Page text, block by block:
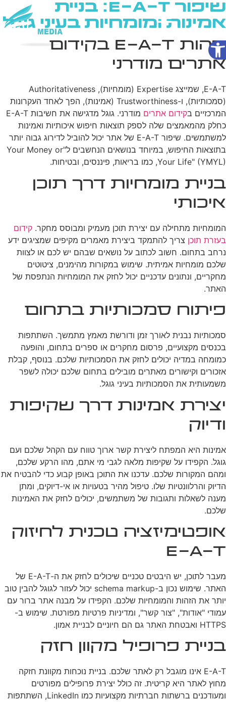
פתח סרגל נגישות
שיפור E-A-T: בניית
אמינות ומומחיות בעיני גוגל
מהות E-A-T בקידום
אתרים מודרני
E-A-T, שמייצג Expertise (מומחיות), Authoritativeness
(סמכותיות), ו-Trustworthiness (אמינות), הפך לאחד העקרונות
המרכזיים בקידום אתרים
מודרני. גוגל מדגישה את חשיבות E-A-T
כחלק מהמאמצים שלה לספק תוצאות חיפוש איכותיות ואמינות
למשתמשים. שיפור E-A-T של אתר יכול להוביל לדירוג גבוה יותר
בתוצאות החיפוש, במיוחד בנושאים הנחשבים ל"Your Money or
Your Life" (YMYL), כמו בריאות, פיננסים, ובטיחות.
בניית מומחיות דרך תוכן
איכותי
המומחיות מתחילה עם יצירת תוכן מעמיק ומבוסס מחקר. קידום
בעזרת תוכן צריך להתמקד ביצירת מאמרים מקיפים שמציגים ידע
נרחב בתחום. חשוב לכתוב על נושאים שבהם יש לכם או לצוות
שלכם מומחיות אמיתית. שימוש במקורות מהימנים, ציטוטים
מחקריים, ונתונים עדכניים יכול לחזק את המומחיות הנתפסת של
האתר.
פיתוח סמכותיות בתחום
סמכותיות נבנית לאורך זמן ודורשת מאמץ מתמשך. השתתפות
בכנסים מקצועיים, פרסום מחקרים או ספרים בתחום, והופעה
כמומחה במדיה יכולים לחזק את הסמכותיות שלכם. בנוסף, קבלת
אזכורים וקישורים מאתרים מובילים בתחום שלכם יכולה לשפר
משמעותית את הסמכותיות בעיני גוגל.
יצירת אמינות דרך שקיפות
ודיוק
אמינות היא המפתח ליצירת קשר ארוך טווח עם הקהל שלכם ועם
גוגל. הקפידו על שקיפות מלאה לגבי מי אתם, מהו הרקע שלכם,
ומהם המקורות שלכם. עדכנו את התוכן באופן קבוע כדי להבטיח את
הדיוק והרלוונטיות שלו. טיפול מהיר בטעויות או אי-דיוקים, ומתן
מענה לשאלות ותגובות של משתמשים, יכולים לחזק את האמינות
שלכם.
אופטימיזציה טכנית לחיזוק
E-A-T
מעבר לתוכן, יש היבטים טכניים שיכולים לחזק את ה-E-A-T של
האתר. שימוש נכון ב-schema markup יכול לעזור לגוגל להבין טוב
יותר את הזהות והמומחיות שלכם. הקפידו על מבנה אתר ברור עם
עמודי "אודות", "צור קשר", ומדיניות פרטיות מפורטת. שימוש ב-
HTTPS ואבטחת האתר גם הם חיוניים לבניית אמון.
בניית פרופיל מקוון חזק
E-A-T אינו מוגבל רק לאתר שלכם. בניית נוכחות מקוונת חזקה
מחוץ לאתר היא קריטית. זה כולל יצירת פרופילים מפורטים
ומעודכנים ברשתות חברתיות מקצועיות כמו LinkedIn, השתתפות